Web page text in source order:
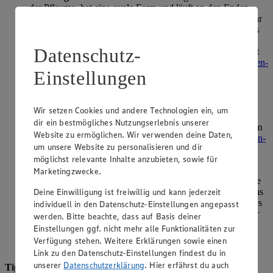
der Pflaume, hat eine ovale Form und läuft an den Enden
leicht spitz zu. Die Bauchnaht ist bei der Zwetschge nur sehr
schwach ausgeprägt. Das Fruchtfleisch ist deutlich fester als
seine Form. Deshalb eignen sich Zwetschgen besonders gut
für Kuchen, wie unserZwetschgendatschi–
Zwetschgen-
Crumble-Rezept, während Pflaumen für
Marmeladen ideal sind.
Mirabellen:Mirabellen sind die gelben Schwestern der
Zwetschgen und werden häufig zu Likör verarbeitet. Das
aromatische Fruchtfleisch eignet sich aber auch sehr gut zum
Kochen und Backen, wie unser köstlichesMirabellenkuchen-
Rezeptbeweist. Das Fruchtfleisch der Mirabellen ist
aromatisch-süß und lässt sich leicht vom Kern lösen.
Die gelbgrüne bis dunkelgrüne Edelpflaume
hat ein weißliches bis hellgründes Fruchtfleisch und ist etwas
kleiner als andere Pflaumensorten. Sie hat ein sehr intensives
Aroma, schmeckt leicht süßlich mit angenehm erfrischender
Säure und ist sehr saftig. Reineclauden eignen sich
hervorragend zum Kochen und Backen sowie für die
Verarbeitung zu Marmelade, Sirup, Likör und Schnaps.
Tipp:
Bereite Reineclauden möglichst frisch zu, da sie schnell
Datenschutz-
Einstellungen
Wir setzen Cookies und andere Technologien ein, um
dir ein bestmögliches Nutzungserlebnis unserer
Website zu ermöglichen. Wir verwenden deine Daten,
um unsere Website zu personalisieren und dir
möglichst relevante Inhalte anzubieten, sowie für
Marketingzwecke.
Deine Einwilligung ist freiwillig und kann jederzeit
individuell in den Datenschutz-Einstellungen angepasst
werden. Bitte beachte, dass auf Basis deiner
Einstellungen ggf. nicht mehr alle Funktionalitäten zur
Verfügung stehen. Weitere Erklärungen sowie einen
Link zu den Datenschutz-Einstellungen findest du in
unserer Datenschutzerklärung. Hier erfährst du auch